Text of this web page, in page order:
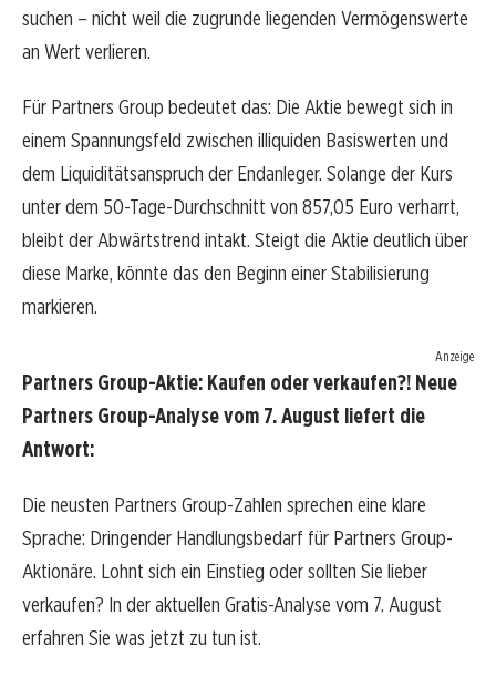
suchen – nicht weil die zugrunde liegenden Vermögenswerte
an Wert verlieren.
Für Partners Group bedeutet das: Die Aktie bewegt sich in
einem Spannungsfeld zwischen illiquiden Basiswerten und
dem Liquiditätsanspruch der Endanleger. Solange der Kurs
unter dem 50-Tage-Durchschnitt von 857,05 Euro verharrt,
bleibt der Abwärtstrend intakt. Steigt die Aktie deutlich über
diese Marke, könnte das den Beginn einer Stabilisierung
markieren.
Anzeige
Partners Group-Aktie: Kaufen oder verkaufen?! Neue
Partners Group-Analyse vom 7. August liefert die
Antwort:
Die neusten Partners Group-Zahlen sprechen eine klare
Sprache: Dringender Handlungsbedarf für Partners Group-
Aktionäre. Lohnt sich ein Einstieg oder sollten Sie lieber
verkaufen? In der aktuellen Gratis-Analyse vom 7. August
erfahren Sie was jetzt zu tun ist.